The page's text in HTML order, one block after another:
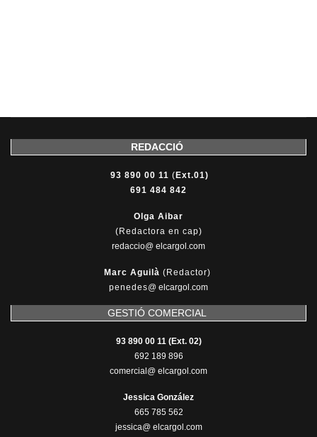
REDACCIÓ
93 890 00 11 ( Ext.01)
691 484 842
Olga Aibar
(Redactora en cap)
redaccio@ elcargol.com
Marc Aguilà (Redactor)
penedes@ elcargol.com
GESTIÓ COMERCIAL
93 890 00 11 (Ext. 02)
692 189 896
comercial@ elcargol.com
Jessica González
665 785 562
jessica@ elcargol.com